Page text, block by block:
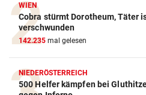
WIEN
Cobra stürmt Dorotheum, Täter
verschwunden
142.235 mal gelesen
NIEDERÖSTERREICH
500 Helfer kämpfen bei